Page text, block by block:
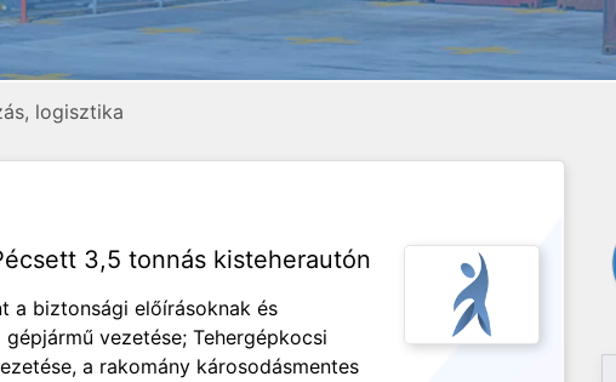
logisztika
3,5 tonnás kisteherautón
a biztonsági előírásoknak és
vezetése; Tehergépkocsi
a rakomány károsodásmentes